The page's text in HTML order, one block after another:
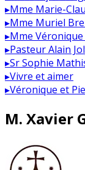
▸Mme Marie-
▸Mme Muriel
▸Mme
▸Pasteur Alain
▸Sr Sophie
▸Vivre et aimer
▸Véronique et
M. Xavier